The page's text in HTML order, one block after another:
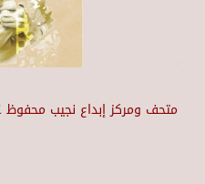
متحف ومركز إبداع نجيب محفوظ ١١٤ عاماً على ميلاد صاحب الثلاثية